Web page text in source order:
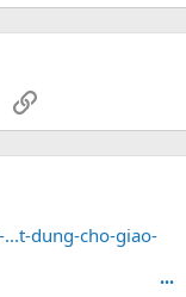
Link
dung-cho-giao-
•••